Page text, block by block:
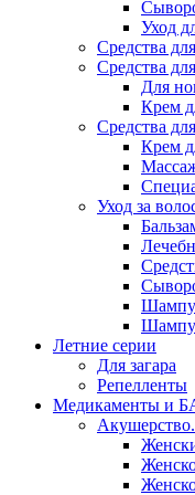
Уход
Средства
Средства
Для
Крем
Средства
Крем
Уход за
Летние серии
Для загара
Репелленты
Медикаменты и